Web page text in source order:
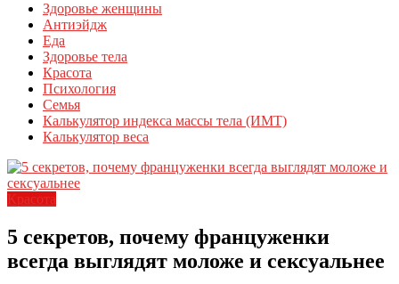
Здоровье женщины
Антиэйдж
Еда
Здоровье тела
Красота
Психология
Семья
Калькулятор индекса массы тела (ИМТ)
Калькулятор веса
Красота
5 секретов, почему француженки
всегда выглядят моложе и сексуальнее